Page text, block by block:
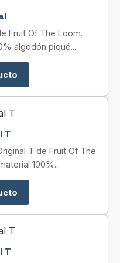
Fruit Of The Loom.
algodón piqué...
T
T de Fruit Of The
100%...
T